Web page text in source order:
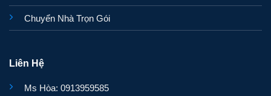
Chuyển Nhà Trọn Gói
Liên Hệ
Ms Hòa: 0913959585